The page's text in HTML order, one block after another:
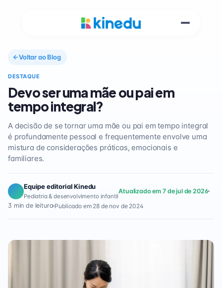
Voltar ao Blog
DESTAQUE
Devo ser uma mãe ou pai em
tempo integral?
A decisão de se tornar uma mãe ou pai em tempo integral
é profundamente pessoal e frequentemente envolve uma
mistura de considerações práticas, emocionais e
familiares.
Equipe editorial Kinedu
Pediatria & desenvolvimento infantil
Atualizado em 7 de jul de 2026
3 min de leitura Publicado em 28 de nov de 2024